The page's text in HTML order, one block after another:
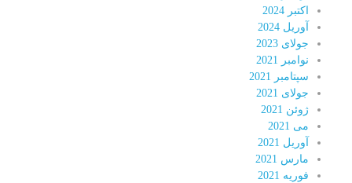
اکتبر 2024
آوریل 2024
جولای 2023
نوامبر 2021
سپتامبر 2021
جولای 2021
ژوئن 2021
می 2021
آوریل 2021
مارس 2021
فوریه 2021